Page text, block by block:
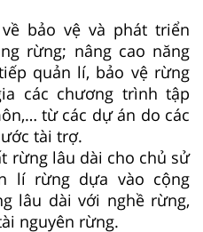
bảo vệ và phát triển
rừng; nâng cao năng
quản lí, bảo vệ rừng
các chương trình tập
từ các dự án do các
tài trợ.
rừng lâu dài cho chủ sử
lí rừng dựa vào cộng
lâu dài với nghề rừng,
nguyên rừng.